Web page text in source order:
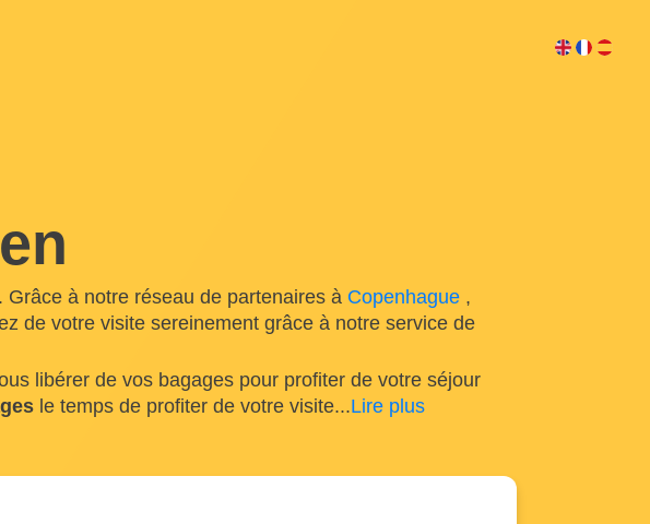
Grâce à notre réseau de partenaires à Copenhague ,
de votre visite sereinement grâce à notre service de
libérer de vos bagages pour profiter de votre séjour
le temps de profiter de votre visite...Lire plus